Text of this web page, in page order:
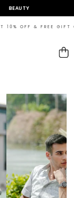
BEAUTY
GIFT ON
Cart